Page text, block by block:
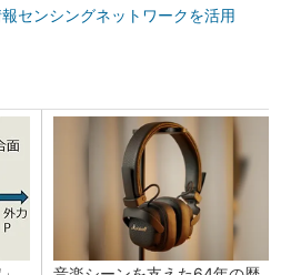
センシングネットワークを活用